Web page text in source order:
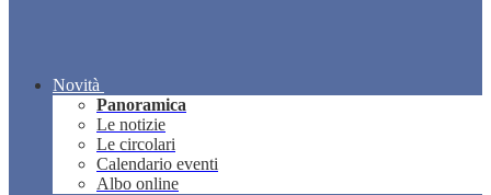
Novità
Panoramica
Le notizie
Le circolari
Calendario eventi
Albo online